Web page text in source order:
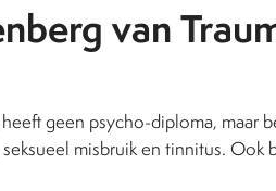
van
geen psycho-diploma, maar
misbruik en tinnitus. Ook